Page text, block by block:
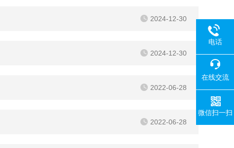
2024-12-30
2024-12-30
2022-06-28
2022-06-28
电话
在线交流
微信扫一扫